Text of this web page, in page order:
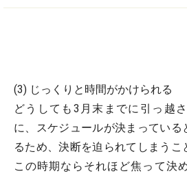
(3) じっくりと時間がかけられる
どうしても3月末までに引っ越
に、スケジュールが決まっている
るため、決断を迫られてしまうこ
この時期ならそれほど焦って決